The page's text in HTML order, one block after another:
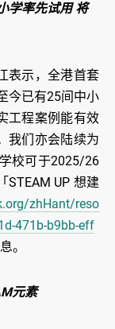
学率先试用 将
表示，全港首套
今已有25间中小
工程案例能有效
我们亦会陆续为
校可于2025/26
STEAM UP 想建
zhHant/reso
471b-b9bb-eff
。
元素